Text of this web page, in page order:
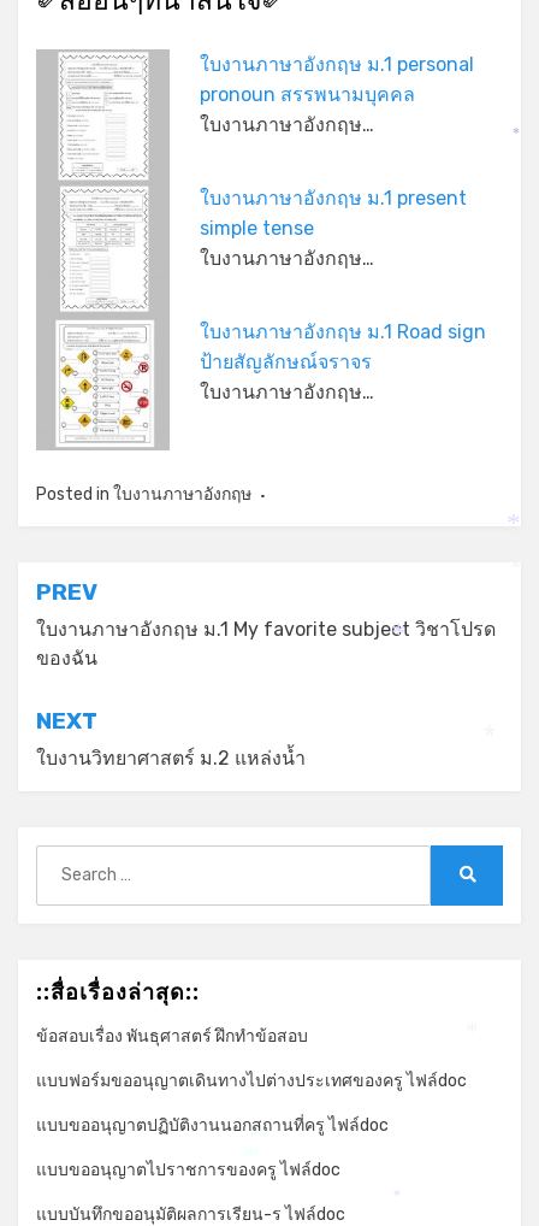
ใบงานภาษาอังกฤษ ม.1 personal
pronoun สรรพนามบุคคล
ใบงานภาษาอังกฤษ…
ใบงานภาษาอังกฤษ ม.1 present
simple tense
ใบงานภาษาอังกฤษ…
ใบงานภาษาอังกฤษ ม.1 Road sign
ป้ายสัญลักษณ์จราจร
ใบงานภาษาอังกฤษ…
Posted in ใบงานภาษาอังกฤษ
แนะแนว
เรื่อง
PREV
ใบงานภาษาอังกฤษ ม.1 My favorite subject วิชาโปรด
ของฉัน
NEXT
ใบงานวิทยาศาสตร์ ม.2 แหล่งน้ำ
for:
::สื่อเรื่องล่าสุด::
ข้อสอบเรื่อง พันธุศาสตร์ ฝึกทำข้อสอบ
แบบฟอร์มขออนุญาตเดินทางไปต่างประเทศของครู ไฟล์doc
แบบขออนุญาตปฏิบัติงานนอกสถานที่ครู ไฟล์doc
แบบขออนุญาตไปราชการของครู ไฟล์doc
แบบบันทึกขออนุมัติผลการเรียน-ร ไฟล์doc
*
*